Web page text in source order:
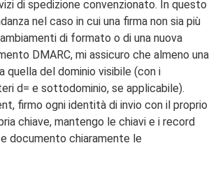
di spedizione convenzionato. In questo
nel caso in cui una firma non sia più
di formato o di una nuova
DMARC, mi assicuro che almeno una
quella del dominio visibile (con i
d= e sottodominio, se applicabile).
firmo ogni identità di invio con il proprio
chiave, mantengo le chiavi e i record
documento chiaramente le